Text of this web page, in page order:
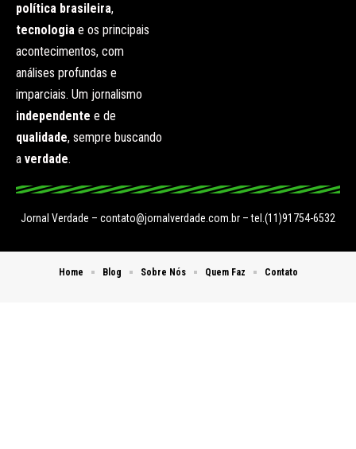
política brasileira,
tecnologia e os principais
acontecimentos, com
análises profundas e
imparciais. Um jornalismo
independente e de
qualidade, sempre buscando
a verdade.
Jornal Verdade – contato@jornalverdade.com.br – tel.(11)91754-6532
Home Blog Sobre Nós Quem Faz Contato